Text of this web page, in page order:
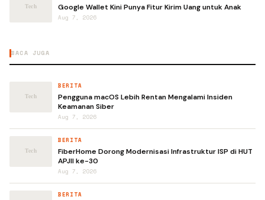
Google Wallet Kini Punya Fitur Kirim Uang untuk Anak
Aug 7, 2026
BACA JUGA
BERITA
Pengguna macOS Lebih Rentan Mengalami Insiden
Keamanan Siber
Aug 7, 2026
BERITA
FiberHome Dorong Modernisasi Infrastruktur ISP di HUT
APJII ke-30
Aug 7, 2026
BERITA